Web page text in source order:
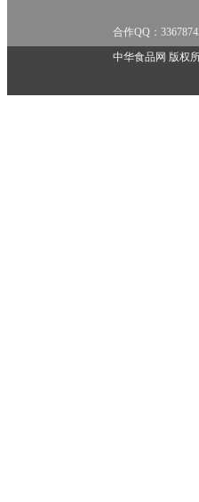
合作QQ：
举报邮箱：
中华食品网 版权